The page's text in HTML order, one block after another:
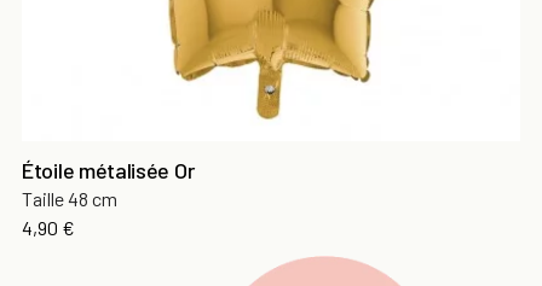
Étoile métalisée Or
Taille 48 cm
Prix
4,90 €